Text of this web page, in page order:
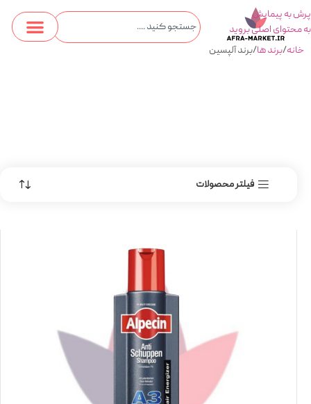
پرش به پیمایش
به محتوای اصلی بروید
خانه برند ها برند آلپسین
فیلتر محصولات